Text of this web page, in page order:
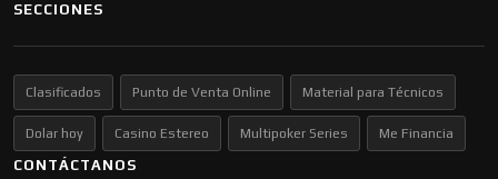
SECCIONES
Clasificados Punto de Venta Online Material para Técnicos
Dolar hoy Casino Estereo Multipoker Series Me Financia
CONTÁCTANOS